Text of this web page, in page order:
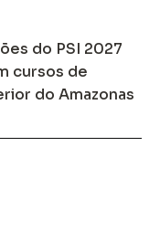
do PSI 2027
cursos de
do Amazonas